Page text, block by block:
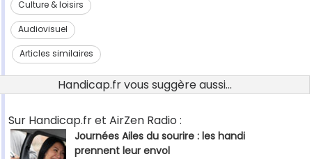
Culture & loisirs
Audiovisuel
Articles similaires
Handicap.fr vous suggère aussi...
Sur Handicap.fr et AirZen Radio :
Journées Ailes du sourire : les handi
prennent leur envol